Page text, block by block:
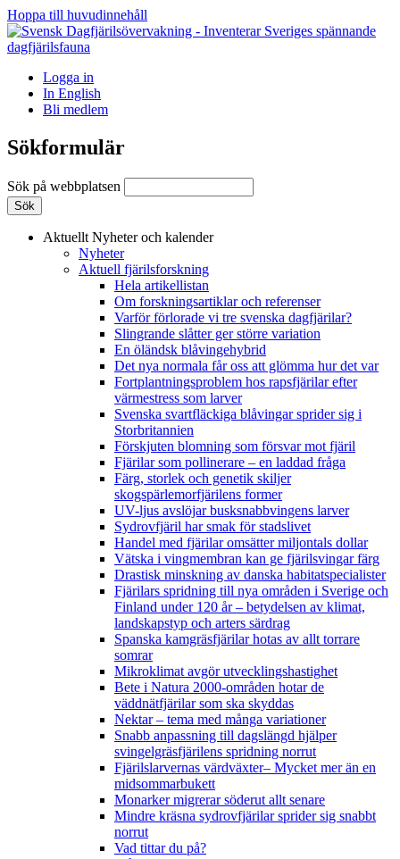
Hoppa till huvudinnehåll
Logga in
In English
Bli medlem
Sökformulär
Sök på webbplatsen
Aktuellt Nyheter och kalender
Nyheter
Aktuell fjärilsforskning
Hela artikellistan
Om forskningsartiklar och referenser
Varför förlorade vi tre svenska dagfjärilar?
Slingrande slåtter ger större variation
En öländsk blåvingehybrid
Det nya normala får oss att glömma hur det var
Fortplantningsproblem hos rapsfjärilar efter
värmestress som larver
Svenska svartfläckiga blåvingar sprider sig i
Storbritannien
Förskjuten blomning som försvar mot fjäril
Fjärilar som pollinerare – en laddad fråga
Färg, storlek och genetik skiljer
skogspärlemorfjärilens former
UV-ljus avslöjar busksnabbvingens larver
Sydrovfjäril har smak för stadslivet
Handel med fjärilar omsätter miljontals dollar
Vätska i vingmembran kan ge fjärilsvingar färg
Drastisk minskning av danska habitatspecialister
Fjärilars spridning till nya områden i Sverige och
Finland under 120 år– betydelsen av klimat,
landskapstyp och arters särdrag
Spanska kamgräsfjärilar hotas av allt torrare
somrar
Mikroklimat avgör utvecklingshastighet
Bete i Natura 2000-områden hotar de
väddnätfjärilar som ska skyddas
Nektar – tema med många variationer
Snabb anpassning till dagslängd hjälper
svingelgräsfjärilens spridning norrut
Fjärilslarvernas värdväxter– Mycket mer än en
midsommarbukett
Monarker migrerar söderut allt senare
Mindre kräsna sydrovfjärilar sprider sig snabbt
norrut
Vad tittar du på?